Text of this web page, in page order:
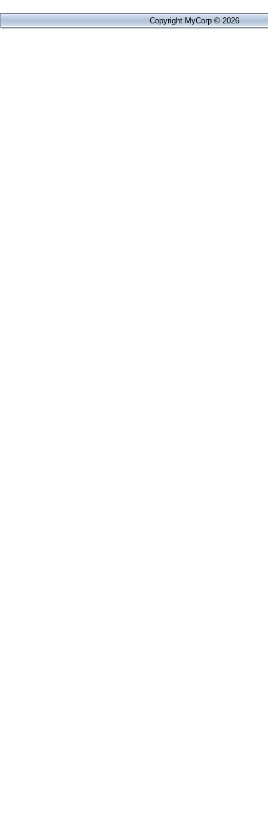
Copyright MyCorp © 2026